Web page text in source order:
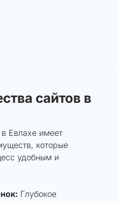
сайтов в
Евлахе имеет
которые
удобным и
Глубокое